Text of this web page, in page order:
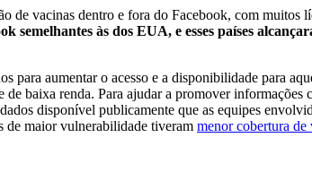
de vacinas dentro e fora do Facebook, com muitos
semelhantes às dos EUA, e esses países
para aumentar o acesso e a disponibilidade para
de baixa renda. Para ajudar a promover
disponível publicamente que as equipes
de maior vulnerabilidade tiveram menor cobertura